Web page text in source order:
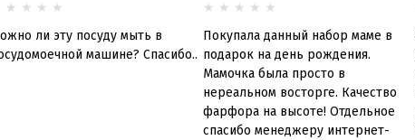
★ ★ ★ ★
ли эту посуду мыть в
машине? Спасибо..
★ ★ ★ ★ ★
Покупала данный набор маме в
подарок на день рождения.
Мамочка была просто в
нереальном восторге. Качество
фарфора на высоте! Отдельное
спасибо менеджеру интернет-